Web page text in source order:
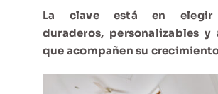
La clave está en elegir
duraderos, personalizables y
que acompañen su